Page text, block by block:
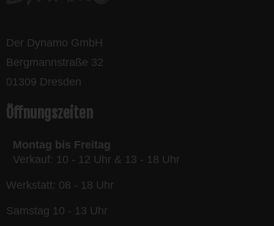
Der Dynamo GmbH
Bergmannstraße 32
01309 Dresden
Öffnungszeiten
Montag bis Freitag
Verkauf: 10 - 12 Uhr & 13 - 18 Uhr
Werkstatt: 08 - 18 Uhr
Samstag 10 - 13 Uhr